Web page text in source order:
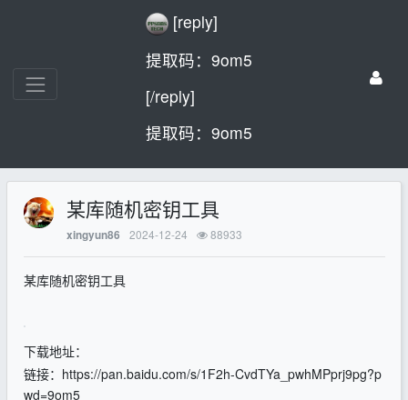
[reply]
提取码：9om5
[/reply]
提取码：9om5
某库随机密钥工具
xingyun86 2024-12-24 88933
某库随机密钥工具
下载地址：
链接：https://pan.baidu.com/s/1F2h-CvdTYa_pwhMPprj9pg?p
wd=9om5